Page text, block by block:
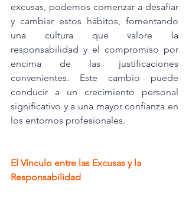
excusas, podemos comenzar a desafiar
y cambiar estos hábitos, fomentando
una cultura que valore la
responsabilidad y el compromiso por
encima de las justificaciones
convenientes. Este cambio puede
conducir a un crecimiento personal
significativo y a una mayor confianza en
los entornos profesionales.
El Vínculo entre las Excusas y la
Responsabilidad